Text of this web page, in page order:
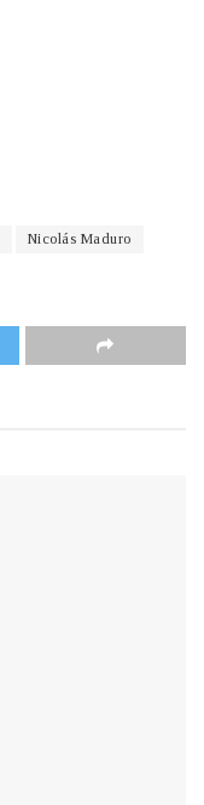
Nicolás Maduro